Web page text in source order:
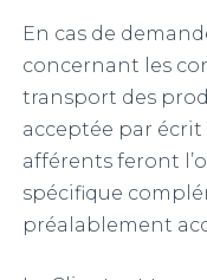
En cas de
concernant les
transport des
acceptée par écrit
afférents feront
spécifique
préalablement